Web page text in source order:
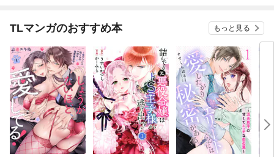
TLマンガのおすすめ本 もっと見る